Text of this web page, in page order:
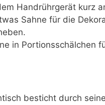
Handrührgerät kurz
Sahne für die
in Portionsschälchen
besticht durch